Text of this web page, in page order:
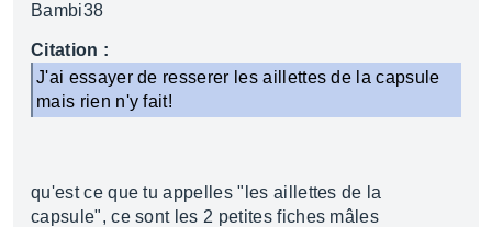
Bambi38
Citation :
J'ai essayer de resserer les aillettes de la capsule
mais rien n'y fait!
qu'est ce que tu appelles "les aillettes de la
capsule", ce sont les 2 petites fiches mâles